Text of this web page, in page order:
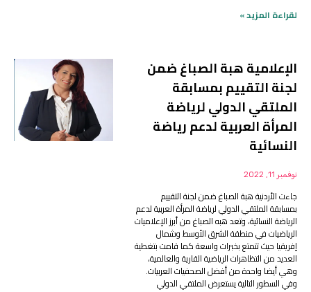
لقراءة المزيد »
الإعلامية هبة الصباغ ضمن
لجنة التقييم بمسابقة
الملتقي الدولي لرياضة
المرأة العربية لدعم رياضة
النسائية
نوفمبر 11, 2022
جاءت الأردنية هبة الصباغ ضمن لجنة التقييم
بمسابقة الملتقي الدولي لرياضة المرأة العربية لدعم
الرياضة النسائية، وتعد هبه الصباغ من أبرز الإعلاميات
الرياضيات في منطقة الشرق الأوسط وشمال
إفريقيا حيث تتمتع بخبرات واسعة كما قامت بتغطية
العديد من التظاهرات الرياضية القارية والعالمية،
وهي أيضا واحدة من أفضل الصحفيات العربيات.
وفي السطور التالية يستعرض الملتقي الدولي